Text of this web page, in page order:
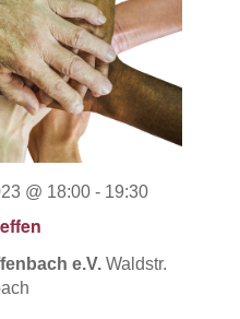
@ 18:00 - 19:30
e.V.Waldstr.